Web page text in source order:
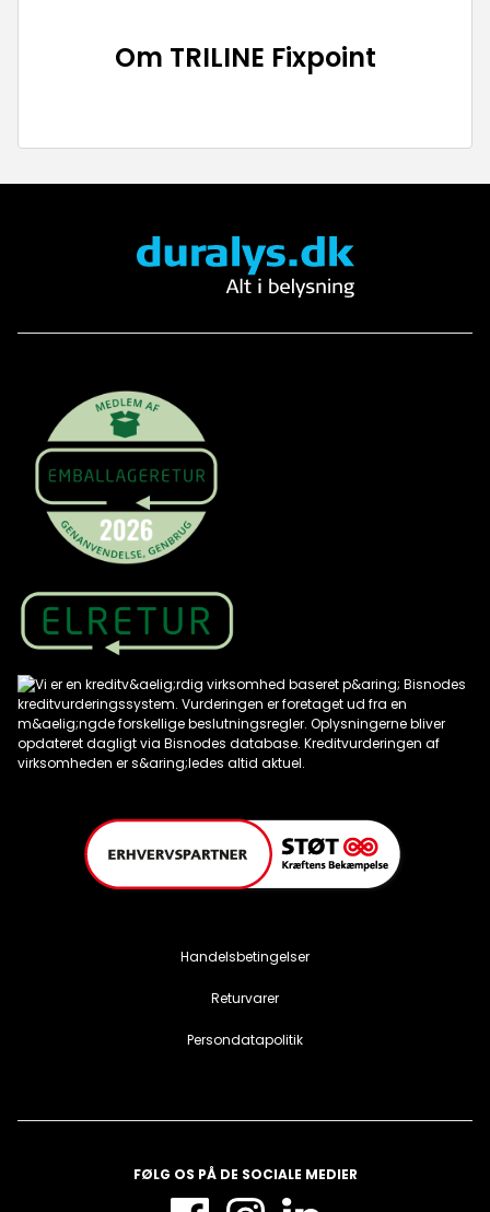
Om TRILINE Fixpoint
Handelsbetingelser
Returvarer
Persondatapolitik
FØLG OS PÅ DE SOCIALE MEDIER